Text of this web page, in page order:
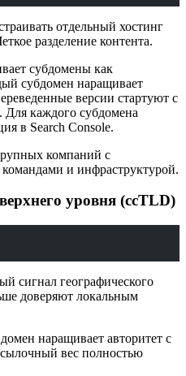
отдельный хостинг
разделение контента.
субдомены как
субдомен наращивает
версии стартуют с
каждого субдомена
в Search Console.
компаний с
и инфраструктурой.
уровня (ccTLD)
сигнал географического
доверяют локальным
наращивает авторитет с
вес полностью